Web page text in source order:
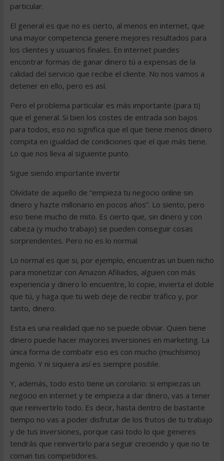
particular.
El general es que no es cierto, al menos en internet, que
una mayor competencia genere mejores resultados para
los clientes y usuarios finales. En internet puedes
encontrar formas de ganar dinero tú a expensas de la
calidad del servicio que recibe el cliente. No nos vamos a
detener en ello, pero es así.
Pero el problema particular es más importante (para ti)
que el general. Si bien los costes de entrada son bajos
para todos, eso no significa que el que tiene menos dinero
compita en igualdad de condiciones que el que más tiene.
Lo que nos lleva al siguiente punto.
Sigue siendo importante invertir
Olvídate de aquello de “empieza tu negocio online sin
dinero y hazte millonario en pocos años”. Lo siento, pero
eso tiene mucho de mito. Es cierto que, sin dinero y con
cabeza (y mucho trabajo) se pueden conseguir cosas
sorprendentes. Pero no es lo normal.
Lo normal es que si, por ejemplo, encuentras un buen nicho
para monetizar con Amazon Afiliados, alguien con más
experiencia y dinero lo encuentre, lo copie, invierta el doble
que tú, y haga que tu web deje de recibir tráfico y, por
tanto, dinero.
Esta es una realidad que no se puede obviar. Quien tiene
dinero puede hacer mayores inversiones en marketing. La
única forma de combatir eso es con mucho (muchísimo)
ingenio. Y ni siquiera así es siempre posible.
Y, además, todo esto tiene un corolario: si empiezas un
negocio en internet y te empieza a dar dinero, vas a tener
que reinvertirlo todo. Es decir, hasta dentro de bastante
tiempo no vas a poder disfrutar de los frutos de tu trabajo
y de tus inversiones, porque casi todo lo que generes
tendrás que reinvertirlo para seguir creciendo y que no te
coman tus competidores.